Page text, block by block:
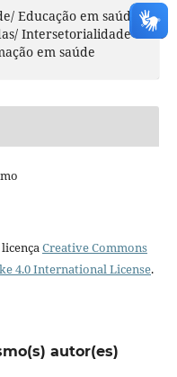
Educação em saúde
Intersetorialidade
em saúde
Creative Commons
4.0 International License.
autor(es)